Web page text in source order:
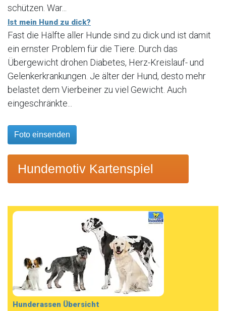
schützen. War...
Ist mein Hund zu dick?
Fast die Hälfte aller Hunde sind zu dick und ist damit
ein ernster Problem für die Tiere. Durch das
Übergewicht drohen Diabetes, Herz-Kreislauf- und
Gelenkerkrankungen. Je älter der Hund, desto mehr
belastet dem Vierbeiner zu viel Gewicht. Auch
eingeschränkte...
Foto einsenden
Hundemotiv Kartenspiel
Hunderassen Übersicht